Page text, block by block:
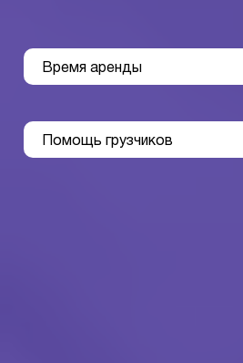
Время аренды
Помощь грузчиков